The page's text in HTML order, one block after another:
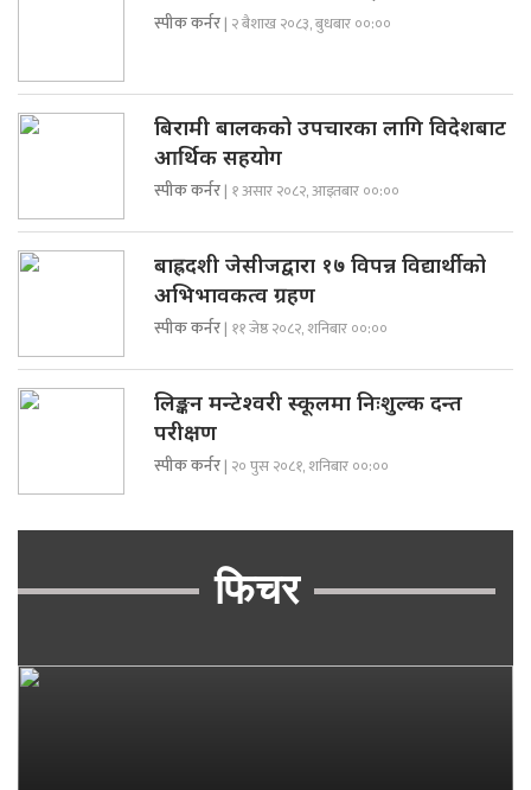
स्पीक कर्नर| २ बैशाख २०८३, बुधबार ००:००
बिरामी बालकको उपचारका लागि विदेशबाट
आर्थिक सहयोग
स्पीक कर्नर| १ असार २०८२, आइतबार ००:००
बाह्रदशी जेसीजद्वारा १७ विपन्न विद्यार्थीको
अभिभावकत्व ग्रहण
स्पीक कर्नर| ११ जेष्ठ २०८२, शनिबार ००:००
लिङ्कन मन्टेश्वरी स्कूलमा निःशुल्क दन्त
परीक्षण
स्पीक कर्नर| २० पुस २०८१, शनिबार ००:००
फिचर